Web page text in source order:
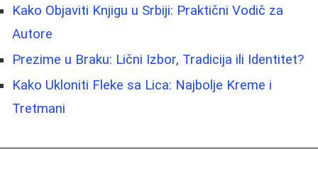
Kako Objaviti Knjigu u Srbiji: Praktični Vodič za
Autore
Prezime u Braku: Lični Izbor, Tradicija ili Identitet?
Kako Ukloniti Fleke sa Lica: Najbolje Kreme i
Tretmani